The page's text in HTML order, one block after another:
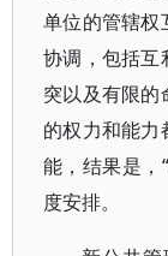
单位的管辖权
协调，包括互
突以及有限的
的权力和能力
能，结果是，
度安排。